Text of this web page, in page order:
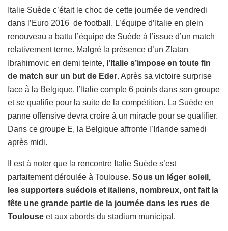
Italie Suède c’était le choc de cette journée de vendredi
dans l’Euro 2016 de football. L’équipe d’Italie en plein
renouveau a battu l’équipe de Suède à l’issue d’un match
relativement terne. Malgré la présence d’un Zlatan
Ibrahimovic en demi teinte, l’Italie s’impose en toute fin
de match sur un but de Eder. Après sa victoire surprise
face à la Belgique, l’Italie compte 6 points dans son groupe
et se qualifie pour la suite de la compétition. La Suède en
panne offensive devra croire à un miracle pour se qualifier.
Dans ce groupe E, la Belgique affronte l’Irlande samedi
après midi.
Il est à noter que la rencontre Italie Suède s’est
parfaitement déroulée à Toulouse. Sous un léger soleil,
les supporters suédois et italiens, nombreux, ont fait la
fête une grande partie de la journée dans les rues de
Toulouse et aux abords du stadium municipal.